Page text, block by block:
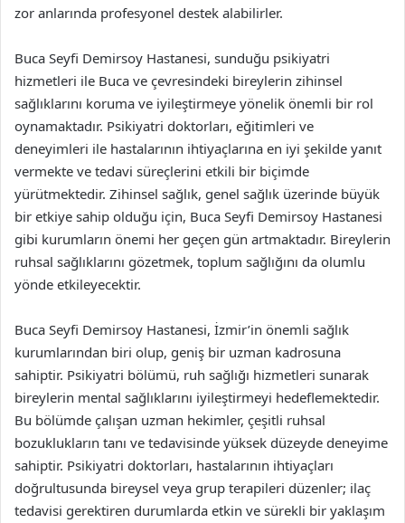
zor anlarında profesyonel destek alabilirler.
Buca Seyfi Demirsoy Hastanesi, sunduğu psikiyatri
hizmetleri ile Buca ve çevresindeki bireylerin zihinsel
sağlıklarını koruma ve iyileştirmeye yönelik önemli bir rol
oynamaktadır. Psikiyatri doktorları, eğitimleri ve
deneyimleri ile hastalarının ihtiyaçlarına en iyi şekilde yanıt
vermekte ve tedavi süreçlerini etkili bir biçimde
yürütmektedir. Zihinsel sağlık, genel sağlık üzerinde büyük
bir etkiye sahip olduğu için, Buca Seyfi Demirsoy Hastanesi
gibi kurumların önemi her geçen gün artmaktadır. Bireylerin
ruhsal sağlıklarını gözetmek, toplum sağlığını da olumlu
yönde etkileyecektir.
Buca Seyfi Demirsoy Hastanesi, İzmir’in önemli sağlık
kurumlarından biri olup, geniş bir uzman kadrosuna
sahiptir. Psikiyatri bölümü, ruh sağlığı hizmetleri sunarak
bireylerin mental sağlıklarını iyileştirmeyi hedeflemektedir.
Bu bölümde çalışan uzman hekimler, çeşitli ruhsal
bozuklukların tanı ve tedavisinde yüksek düzeyde deneyime
sahiptir. Psikiyatri doktorları, hastalarının ihtiyaçları
doğrultusunda bireysel veya grup terapileri düzenler; ilaç
tedavisi gerektiren durumlarda etkin ve sürekli bir yaklaşım